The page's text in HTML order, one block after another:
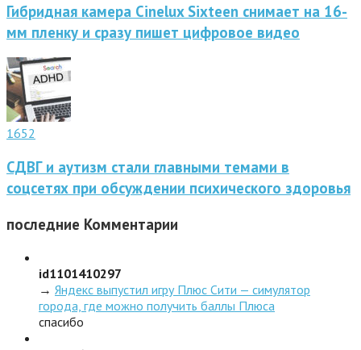
Гибридная камера Cinelux Sixteen снимает на 16-
мм пленку и сразу пишет цифровое видео
1652
СДВГ и аутизм стали главными темами в
соцсетях при обсуждении психического здоровья
последние Комментарии
id1101410297
→ Яндекс выпустил игру Плюс Сити — симулятор
города, где можно получить баллы Плюса
спасибо